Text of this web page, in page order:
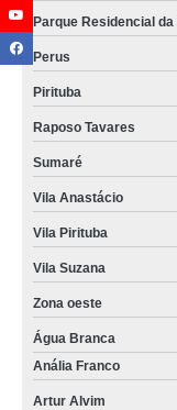
Parque Residencial da
Perus
Pirituba
Raposo Tavares
Sumaré
Vila Anastácio
Vila Pirituba
Vila Suzana
Zona oeste
Água Branca
Anália Franco
Artur Alvim